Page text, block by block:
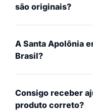
são originais?
A Santa Apolônia
Brasil?
Consigo receber
produto correto?